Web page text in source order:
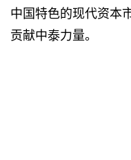
中国特色的现代资本
贡献中泰力量。